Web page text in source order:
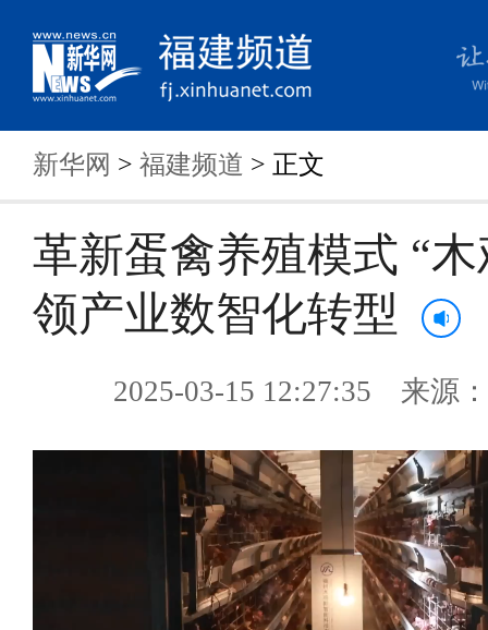
新华网 > 福建频道 > 正文
革新蛋禽养殖模式 “木
领产业数智化转型
2025-03-15 12:27:35 来源